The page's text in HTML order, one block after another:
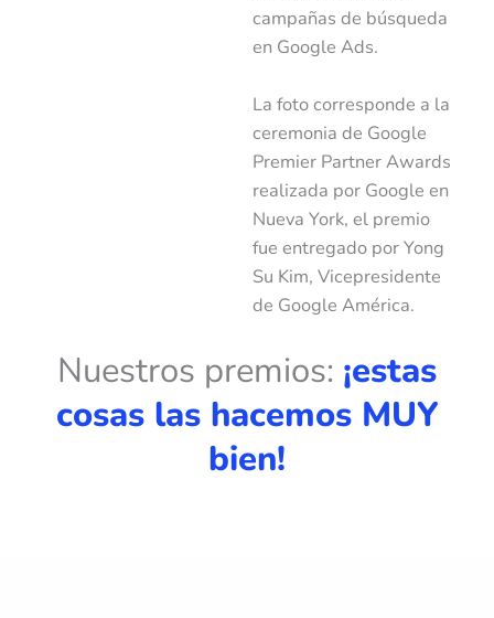
Nuestros premios: ¡estas
cosas las hacemos MUY
bien!
campañas de búsqueda
en Google Ads.
La foto corresponde a la
ceremonia de Google
Premier Partner Awards
realizada por Google en
Nueva York, el premio
fue entregado por Yong
Su Kim, Vicepresidente
de Google América.